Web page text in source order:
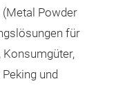
Powder
für
Konsumgüter,
und